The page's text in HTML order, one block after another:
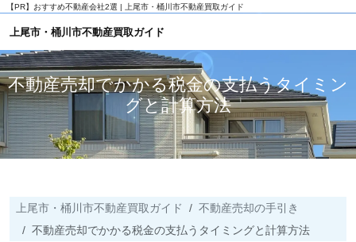
【PR】 おすすめ不動産会社2選 | 上尾市・桶川市不動産買取ガイド
上尾市・桶川市不動産買取ガイド
不動産売却でかかる税金の支払うタイミン
グと計算方法
上尾市・桶川市不動産買取ガイド
不動産売却の手引き
不動産売却でかかる税金の支払うタイミングと計算方法